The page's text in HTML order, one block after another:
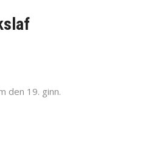
den 19. ginn.